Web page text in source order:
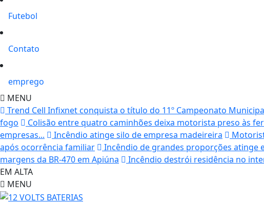
Futebol
Contato
emprego
MENU
Trend Cell Infixnet conquista o título do 11º Campeonato
fogo
Colisão entre quatro caminhões deixa motorista preso às
empresas...
Incêndio atinge silo de empresa madeireira
após ocorrência familiar
Incêndio de grandes proporções atinge
margens da BR-470 em Apiúna
Incêndio destrói residência no
EM ALTA
MENU